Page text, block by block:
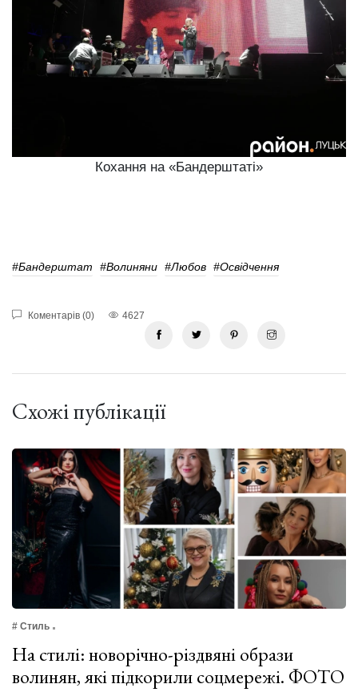
Кохання на «Бандерштаті»
#Бандерштат #волиняни #любов #освідчення
Коментарів (0) 4627
Схожі публікації
# Стиль
На стилі: новорічно-різдвяні образи
волинян, які підкорили соцмережі. ФОТО